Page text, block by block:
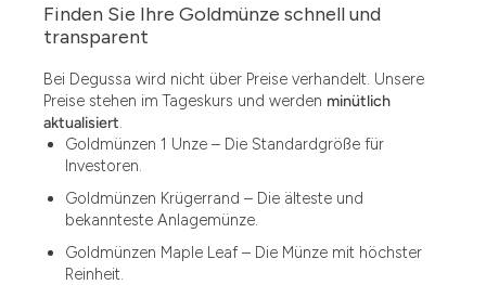
1.49
1.87
12.15
13.77
15.55
Finden Sie Ihre Goldmünze schnell und
transparent
Bei Degussa wird nicht über Preise verhandelt. Unsere
Preise stehen im Tageskurs und werden minütlich
aktualisiert.
Goldmünzen 1 Unze – Die Standardgröße für
Investoren.
Goldmünzen Krügerrand – Die älteste und
bekannteste Anlagemünze.
Goldmünzen Maple Leaf – Die Münze mit höchster
Reinheit.